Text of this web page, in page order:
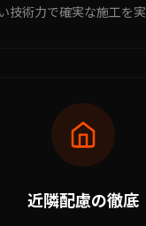
技術力で確実な施工を実
近隣配慮の徹底